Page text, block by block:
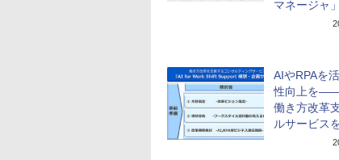
マネージャ」
AIやRPAを
性向上を
働き方改革
ルサービス